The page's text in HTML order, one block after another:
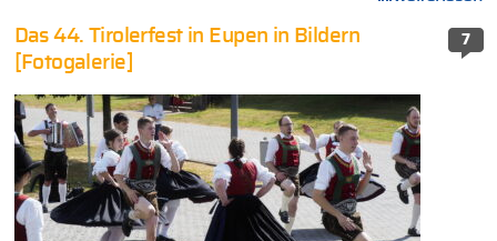
7
Das 44. Tirolerfest in Eupen in Bildern
[Fotogalerie]